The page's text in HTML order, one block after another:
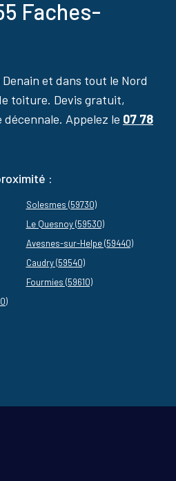
Faches-
et dans tout le Nord
toiture. Devis gratuit,
Appelez le 07 78
:
Solesmes (59730)
Le Quesnoy (59530)
Avesnes-sur-Helpe (59440)
Caudry (59540)
Fourmies (59610)